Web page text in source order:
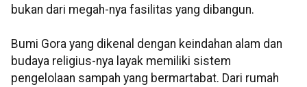
bukan dari megah-nya fasilitas yang dibangun.
Bumi Gora yang dikenal dengan keindahan alam dan
budaya religius-nya layak memiliki sistem
pengelolaan sampah yang bermartabat. Dari rumah